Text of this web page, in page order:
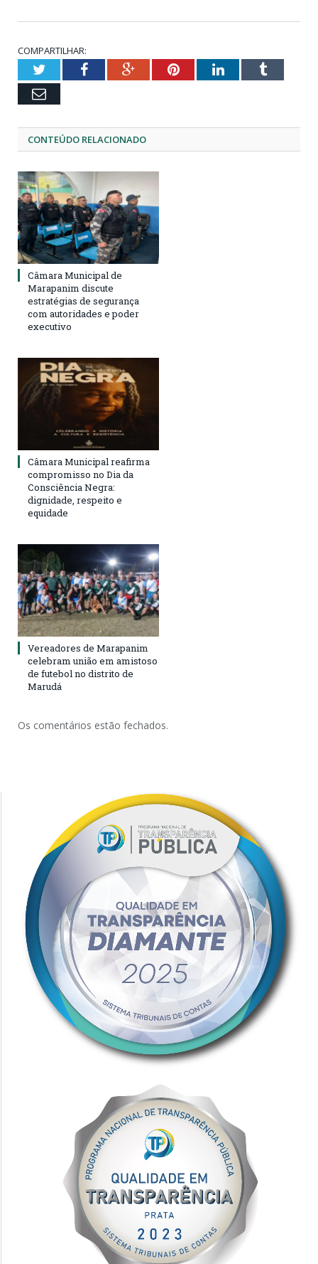
COMPARTILHAR:
TwitterFacebookGoogle+PinterestLinkedInTumblr
Email
CONTEÚDO RELACIONADO
Câmara Municipal de
Marapanim discute
estratégias de segurança
com autoridades e poder
executivo
Câmara Municipal reafirma
compromisso no Dia da
Consciência Negra:
dignidade, respeito e
equidade
Vereadores de Marapanim
celebram união em amistoso
de futebol no distrito de
Marudá
Os comentários estão fechados.